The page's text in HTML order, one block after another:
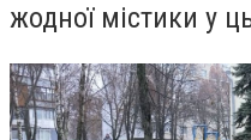
жодної містики у